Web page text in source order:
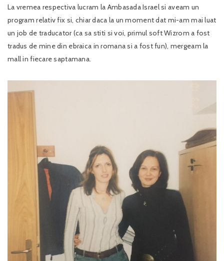
La vremea respectiva lucram la Ambasada Israel si aveam un
program relativ fix si, chiar daca la un moment dat mi-am mai luat
un job de traducator (ca sa stiti si voi, primul soft Wizrom a fost
tradus de mine din ebraica in romana si a fost fun), mergeam la
mall in fiecare saptamana.